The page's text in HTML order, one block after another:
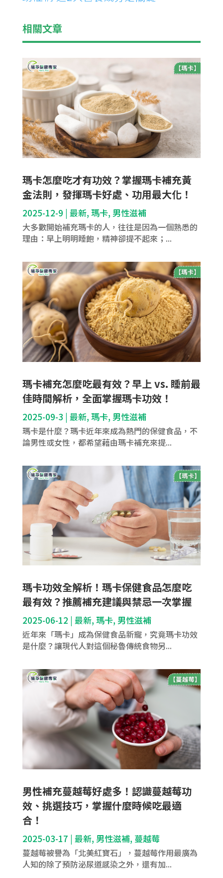
相關文章
瑪卡怎麼吃才有功效？掌握瑪卡補充黃
金法則，發揮瑪卡好處、功用最大化！
2025-12-9 | 最新, 瑪卡, 男性滋補
大多數開始補充瑪卡的人，往往是因為一個熟悉的
理由：早上明明睡飽，精神卻提不起來；...
瑪卡補充怎麼吃最有效？早上 vs. 睡前最
佳時間解析，全面掌握瑪卡功效！
2025-09-3 | 最新, 瑪卡, 男性滋補
瑪卡是什麼？瑪卡近年來成為熱門的保健食品，不
論男性或女性，都希望藉由瑪卡補充來提...
瑪卡功效全解析！瑪卡保健食品怎麼吃
最有效？推薦補充建議與禁忌一次掌握
2025-06-12 | 最新, 瑪卡, 男性滋補
近年來「瑪卡」成為保健食品新寵，究竟瑪卡功效
是什麼？讓現代人對這個秘魯傳統食物另...
男性補充蔓越莓好處多！認識蔓越莓功
效、挑選技巧，掌握什麼時候吃最適
合！
2025-03-17 | 最新, 男性滋補, 蔓越莓
蔓越莓被譽為「北美紅寶石」，蔓越莓作用最廣為
人知的除了預防泌尿道感染之外，還有加...